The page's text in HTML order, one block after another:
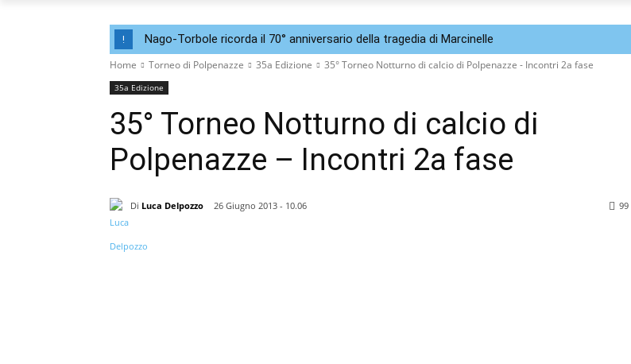
! Nago-Torbole ricorda il 70° anniversario della tragedia di Marcinelle
Home Torneo di Polpenazze 35a Edizione 35° Torneo Notturno di calcio di Polpenazze - Incontri 2a fase
35a Edizione
35° Torneo Notturno di calcio di
Polpenazze – Incontri 2a fase
Di Luca Delpozzo
26 Giugno 2013 - 10.06
99